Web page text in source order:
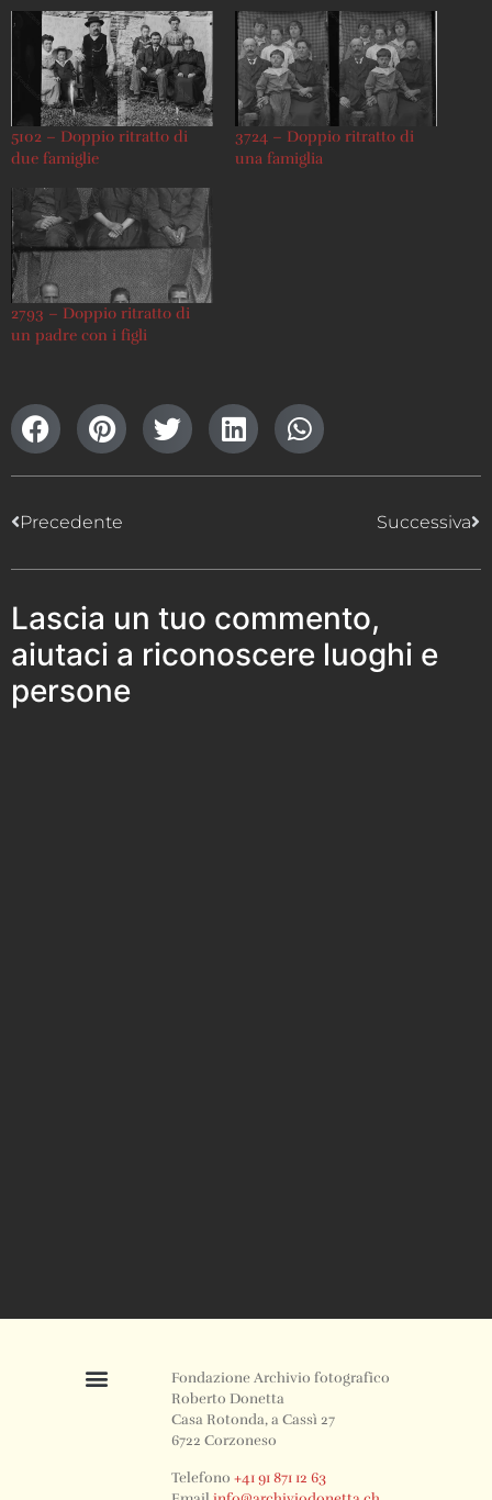
5102 – Doppio ritratto di
due famiglie
3724 – Doppio ritratto di
una famiglia
2793 – Doppio ritratto di
un padre con i figli
Precedente Successiva
Lascia un tuo commento,
aiutaci a riconoscere luoghi e
persone
Fondazione Archivio fotografico
Roberto Donetta
Casa Rotonda, a Cassì 27
6722 Corzoneso
Telefono+41 91 871 12 63